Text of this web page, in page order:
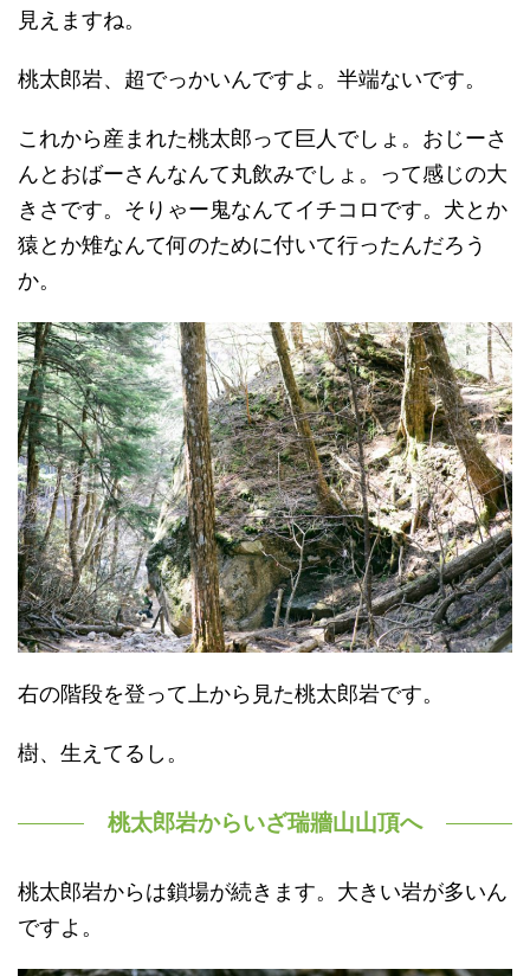
見えますね。
桃太郎岩、超でっかいんですよ。半端ないです。
これから産まれた桃太郎って巨人でしょ。おじーさ
んとおばーさんなんて丸飲みでしょ。って感じの大
きさです。そりゃー鬼なんてイチコロです。犬とか
猿とか雉なんて何のために付いて行ったんだろう
か。
右の階段を登って上から見た桃太郎岩です。
樹、生えてるし。
桃太郎岩からいざ瑞牆山山頂へ
桃太郎岩からは鎖場が続きます。大きい岩が多いん
ですよ。